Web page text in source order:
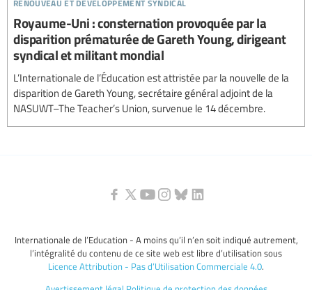
Royaume-Uni : consternation provoquée par la
disparition prématurée de Gareth Young, dirigeant
syndical et militant mondial
L’Internationale de l’Éducation est attristée par la nouvelle de la
disparition de Gareth Young, secrétaire général adjoint de la
NASUWT–The Teacher’s Union, survenue le 14 décembre.
Internationale de l’Education - A moins qu’il n’en soit indiqué autrement,
l’intégralité du contenu de ce site web est libre d’utilisation sous
Licence Attribution - Pas d’Utilisation Commerciale 4.0.